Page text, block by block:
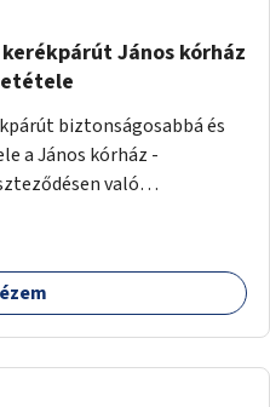
János kórház
biztonságosabbá és
a János kórház -
való
esetleg ésszerűbb